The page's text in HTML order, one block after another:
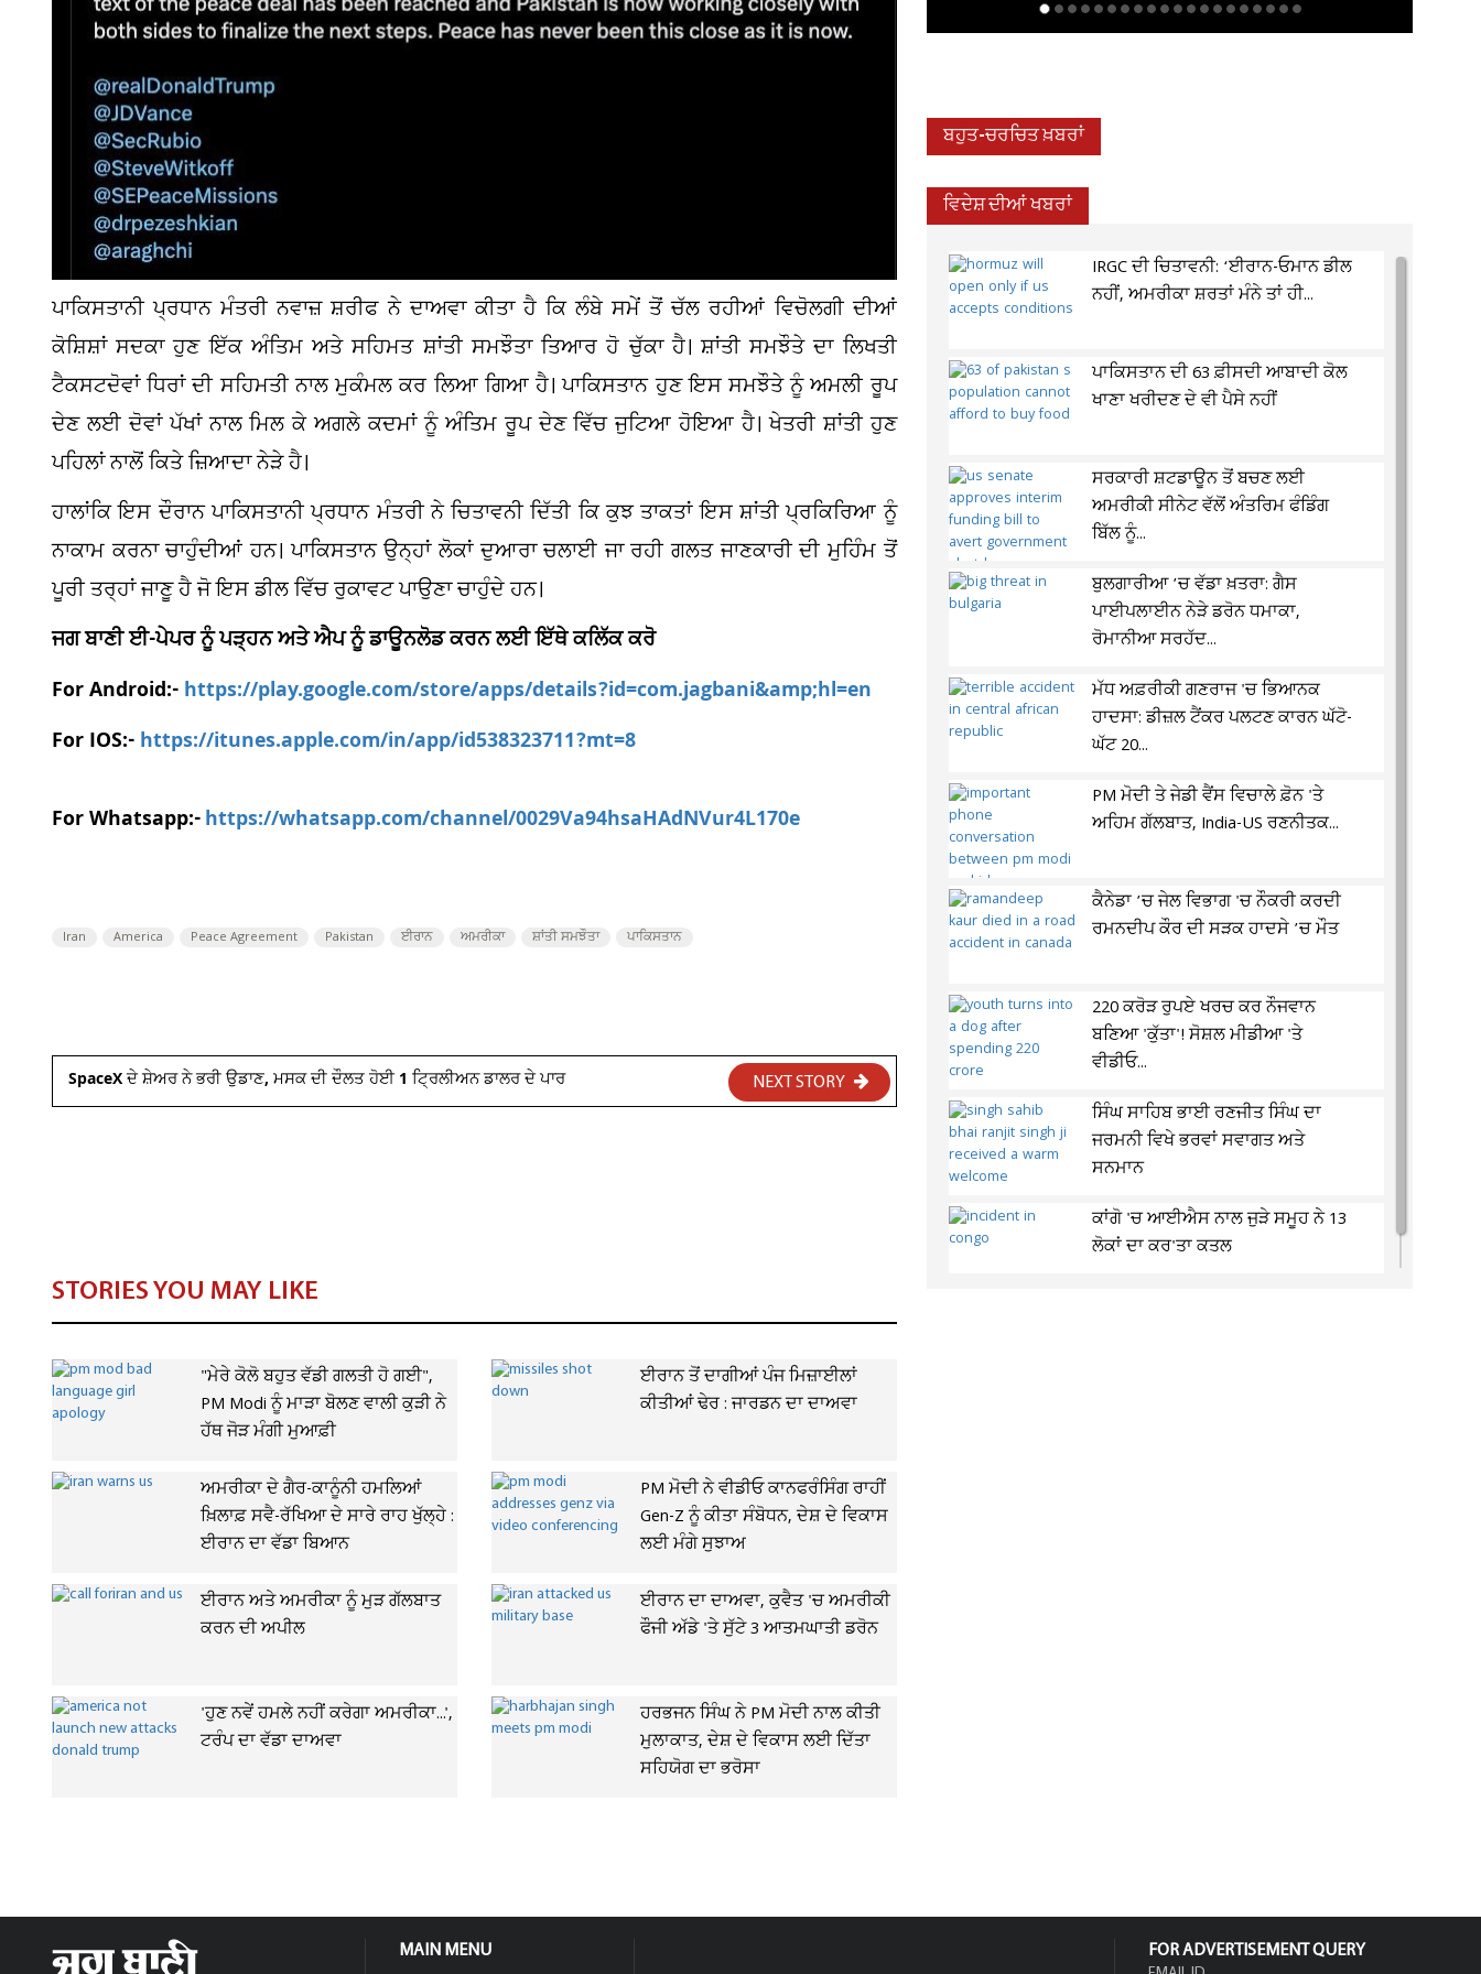
ਪਾਕਿਸਤਾਨੀ ਪ੍ਰਧਾਨ ਮੰਤਰੀ ਨਵਾਜ਼ ਸ਼ਰੀਫ ਨੇ ਦਾਅਵਾ ਕੀਤਾ ਹੈ ਕਿ ਲੰਬੇ ਸਮੇਂ ਤੋਂ ਚੱਲ ਰਹੀਆਂ ਵਿਚੋਲਗੀ ਦੀਆਂ
ਕੋਸ਼ਿਸ਼ਾਂ ਸਦਕਾ ਹੁਣ ਇੱਕ ਅੰਤਿਮ ਅਤੇ ਸਹਿਮਤ ਸ਼ਾਂਤੀ ਸਮਝੌਤਾ ਤਿਆਰ ਹੋ ਚੁੱਕਾ ਹੈ। ਸ਼ਾਂਤੀ ਸਮਝੌਤੇ ਦਾ ਲਿਖਤੀ
ਟੈਕਸਟਦੋਵਾਂ ਧਿਰਾਂ ਦੀ ਸਹਿਮਤੀ ਨਾਲ ਮੁਕੰਮਲ ਕਰ ਲਿਆ ਗਿਆ ਹੈ। ਪਾਕਿਸਤਾਨ ਹੁਣ ਇਸ ਸਮਝੌਤੇ ਨੂੰ ਅਮਲੀ ਰੂਪ
ਦੇਣ ਲਈ ਦੋਵਾਂ ਪੱਖਾਂ ਨਾਲ ਮਿਲ ਕੇ ਅਗਲੇ ਕਦਮਾਂ ਨੂੰ ਅੰਤਿਮ ਰੂਪ ਦੇਣ ਵਿੱਚ ਜੁਟਿਆ ਹੋਇਆ ਹੈ। ਖੇਤਰੀ ਸ਼ਾਂਤੀ ਹੁਣ
ਪਹਿਲਾਂ ਨਾਲੋਂ ਕਿਤੇ ਜ਼ਿਆਦਾ ਨੇੜੇ ਹੈ।
ਹਾਲਾਂਕਿ ਇਸ ਦੌਰਾਨ ਪਾਕਿਸਤਾਨੀ ਪ੍ਰਧਾਨ ਮੰਤਰੀ ਨੇ ਚਿਤਾਵਨੀ ਦਿੱਤੀ ਕਿ ਕੁਝ ਤਾਕਤਾਂ ਇਸ ਸ਼ਾਂਤੀ ਪ੍ਰਕਿਰਿਆ ਨੂੰ
ਨਾਕਾਮ ਕਰਨਾ ਚਾਹੁੰਦੀਆਂ ਹਨ। ਪਾਕਿਸਤਾਨ ਉਨ੍ਹਾਂ ਲੋਕਾਂ ਦੁਆਰਾ ਚਲਾਈ ਜਾ ਰਹੀ ਗਲਤ ਜਾਣਕਾਰੀ ਦੀ ਮੁਹਿੰਮ ਤੋਂ
ਪੂਰੀ ਤਰ੍ਹਾਂ ਜਾਣੂ ਹੈ ਜੋ ਇਸ ਡੀਲ ਵਿੱਚ ਰੁਕਾਵਟ ਪਾਉਣਾ ਚਾਹੁੰਦੇ ਹਨ।
ਜਗ ਬਾਣੀ ਈ-ਪੇਪਰ ਨੂੰ ਪੜ੍ਹਨ ਅਤੇ ਐਪ ਨੂੰ ਡਾਊਨਲੋਡ ਕਰਨ ਲਈ ਇੱਥੇ ਕਲਿੱਕ ਕਰੋ
For Android:-https://play.google.com/store/apps/details?id=com.jagbani&amp;hl=en
For IOS:-https://itunes.apple.com/in/app/id538323711?mt=8
For Whatsapp:-https://whatsapp.com/channel/0029Va94hsaHAdNVur4L170e
Iran America Peace Agreement Pakistan ਈਰਾਨ ਅਮਰੀਕਾ ਸ਼ਾਂਤੀ ਸਮਝੌਤਾ ਪਾਕਿਸਤਾਨ
SpaceX ਦੇ ਸ਼ੇਅਰ ਨੇ ਭਰੀ ਉਡਾਣ, ਮਸਕ ਦੀ ਦੌਲਤ ਹੋਈ 1 ਟ੍ਰਿਲੀਅਨ ਡਾਲਰ ਦੇ ਪਾਰ NEXT STORY
STORIES YOU MAY LIKE
"ਮੇਰੇ ਕੋਲੋ ਬਹੁਤ ਵੱਡੀ ਗਲਤੀ ਹੋ ਗਈ",
PM Modi ਨੂੰ ਮਾੜਾ ਬੋਲਣ ਵਾਲੀ ਕੁੜੀ ਨੇ
ਹੱਥ ਜੋੜ ਮੰਗੀ ਮੁਆਫ਼ੀ
ਈਰਾਨ ਤੋਂ ਦਾਗੀਆਂ ਪੰਜ ਮਿਜ਼ਾਈਲਾਂ
ਕੀਤੀਆਂ ਢੇਰ : ਜਾਰਡਨ ਦਾ ਦਾਅਵਾ
ਅਮਰੀਕਾ ਦੇ ਗੈਰ-ਕਾਨੂੰਨੀ ਹਮਲਿਆਂ
ਖ਼ਿਲਾਫ਼ ਸਵੈ-ਰੱਖਿਆ ਦੇ ਸਾਰੇ ਰਾਹ ਖੁੱਲ੍ਹੇ :
ਈਰਾਨ ਦਾ ਵੱਡਾ ਬਿਆਨ
PM ਮੋਦੀ ਨੇ ਵੀਡੀਓ ਕਾਨਫਰੰਸਿੰਗ ਰਾਹੀਂ
Gen-Z ਨੂੰ ਕੀਤਾ ਸੰਬੋਧਨ, ਦੇਸ਼ ਦੇ ਵਿਕਾਸ
ਲਈ ਮੰਗੇ ਸੁਝਾਅ
ਈਰਾਨ ਅਤੇ ਅਮਰੀਕਾ ਨੂੰ ਮੁੜ ਗੱਲਬਾਤ
ਕਰਨ ਦੀ ਅਪੀਲ
ਈਰਾਨ ਦਾ ਦਾਅਵਾ, ਕੁਵੈਤ 'ਚ ਅਮਰੀਕੀ
ਫੌਜੀ ਅੱਡੇ 'ਤੇ ਸੁੱਟੇ 3 ਆਤਮਘਾਤੀ ਡਰੋਨ
'ਹੁਣ ਨਵੇਂ ਹਮਲੇ ਨਹੀਂ ਕਰੇਗਾ ਅਮਰੀਕਾ...',
ਟਰੰਪ ਦਾ ਵੱਡਾ ਦਾਅਵਾ
ਹਰਭਜਨ ਸਿੰਘ ਨੇ PM ਮੋਦੀ ਨਾਲ ਕੀਤੀ
ਮੁਲਾਕਾਤ, ਦੇਸ਼ ਦੇ ਵਿਕਾਸ ਲਈ ਦਿੱਤਾ
ਸਹਿਯੋਗ ਦਾ ਭਰੋਸਾ
ਬਹੁਤ-ਚਰਚਿਤ ਖ਼ਬਰਾਂ
ਵਿਦੇਸ਼ ਦੀਆਂ ਖਬਰਾਂ
IRGC ਦੀ ਚਿਤਾਵਨੀ: ‘ਈਰਾਨ-ਓਮਾਨ ਡੀਲ
ਨਹੀਂ, ਅਮਰੀਕਾ ਸ਼ਰਤਾਂ ਮੰਨੇ ਤਾਂ ਹੀ...
ਪਾਕਿਸਤਾਨ ਦੀ 63 ਫ਼ੀਸਦੀ ਆਬਾਦੀ ਕੋਲ
ਖਾਣਾ ਖਰੀਦਣ ਦੇ ਵੀ ਪੈਸੇ ਨਹੀਂ
ਸਰਕਾਰੀ ਸ਼ਟਡਾਊਨ ਤੋਂ ਬਚਣ ਲਈ
ਅਮਰੀਕੀ ਸੀਨੇਟ ਵੱਲੋਂ ਅੰਤਰਿਮ ਫੰਡਿੰਗ
ਬਿੱਲ ਨੂੰ...
ਬੁਲਗਾਰੀਆ ’ਚ ਵੱਡਾ ਖ਼ਤਰਾ: ਗੈਸ
ਪਾਈਪਲਾਈਨ ਨੇੜੇ ਡਰੋਨ ਧਮਾਕਾ,
ਰੋਮਾਨੀਆ ਸਰਹੱਦ...
ਮੱਧ ਅਫ਼ਰੀਕੀ ਗਣਰਾਜ 'ਚ ਭਿਆਨਕ
ਹਾਦਸਾ: ਡੀਜ਼ਲ ਟੈਂਕਰ ਪਲਟਣ ਕਾਰਨ ਘੱਟੋ-
ਘੱਟ 20...
PM ਮੋਦੀ ਤੇ ਜੇਡੀ ਵੈਂਸ ਵਿਚਾਲੇ ਫ਼ੋਨ 'ਤੇ
ਅਹਿਮ ਗੱਲਬਾਤ, India-US ਰਣਨੀਤਕ...
ਕੈਨੇਡਾ ’ਚ ਜੇਲ ਵਿਭਾਗ 'ਚ ਨੌਕਰੀ ਕਰਦੀ
ਰਮਨਦੀਪ ਕੌਰ ਦੀ ਸੜਕ ਹਾਦਸੇ ’ਚ ਮੌਤ
220 ਕਰੋੜ ਰੁਪਏ ਖਰਚ ਕਰ ਨੌਜਵਾਨ
ਬਣਿਆ 'ਕੁੱਤਾ'! ਸੋਸ਼ਲ ਮੀਡੀਆ 'ਤੇ
ਵੀਡੀਓ...
ਸਿੰਘ ਸਾਹਿਬ ਭਾਈ ਰਣਜੀਤ ਸਿੰਘ ਦਾ
ਜਰਮਨੀ ਵਿਖੇ ਭਰਵਾਂ ਸਵਾਗਤ ਅਤੇ
ਸਨਮਾਨ
ਕਾਂਗੋ 'ਚ ਆਈਐਸ ਨਾਲ ਜੁੜੇ ਸਮੂਹ ਨੇ 13
ਲੋਕਾਂ ਦਾ ਕਰ'ਤਾ ਕਤਲ
MAIN MENU FOR ADVERTISEMENT QUERY